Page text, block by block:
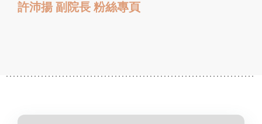
許沛揚 副院長 粉絲專頁